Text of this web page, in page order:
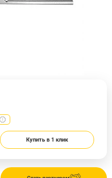
Купить в 1 клик